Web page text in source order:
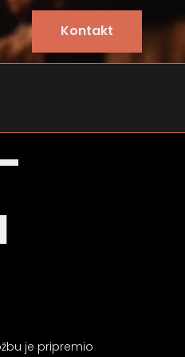
Kontakt
je pripremio